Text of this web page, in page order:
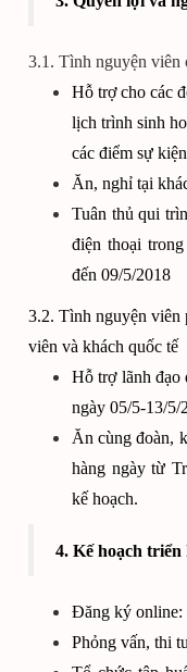
3.1. Tình nguyện viên
Hỗ trợ cho các
lịch trình sinh
các điểm sự
Ăn, nghỉ tại
Tuân thủ qui
điện thoại
đến 09/5/2018
3.2. Tình nguyện viên
viên và khách quốc tế
Hỗ trợ lãnh đạo
ngày 05/5-13/5/
Ăn cùng đoàn,
hàng ngày từ
kế hoạch.
4. Kế hoạch triển
Đăng ký online:
Phỏng vấn, thi